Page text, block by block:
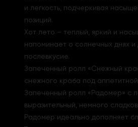
и легкость, подчеркивая
позиций.
Хот лето – теплый, яркий и
напоминает о солнечных днях и
послевкусие.
Запеченный ролл «Снежный
снежного краба под
Запеченный ролл «Радомер» с
выразительный, немного
Радомер идеально дополняет